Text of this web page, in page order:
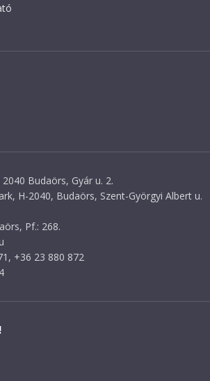
Budaörs, Gyár u. 2.
H-2040, Budaörs, Szent-Györgyi Albert u.
Pf.: 268.
+36 23 880 872